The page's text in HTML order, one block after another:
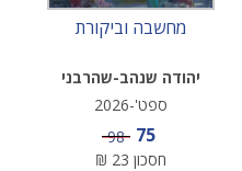
מחשבה וביקורת
יהודה שנהב-שהרבני
ספט'-2026
מחיר מבצע
75 מחיר
98
חסכון 23
₪